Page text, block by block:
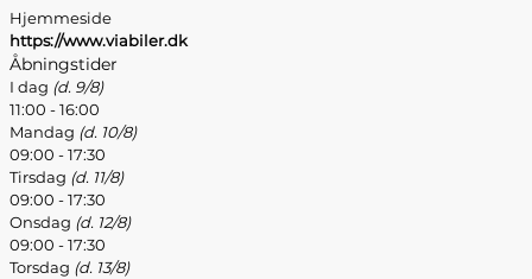
Hjemmeside
https://www.viabiler.dk
Åbningstider
I dag (d. 9/8)
11:00 - 16:00
Mandag (d. 10/8)
09:00 - 17:30
Tirsdag (d. 11/8)
09:00 - 17:30
Onsdag (d. 12/8)
09:00 - 17:30
Torsdag (d. 13/8)